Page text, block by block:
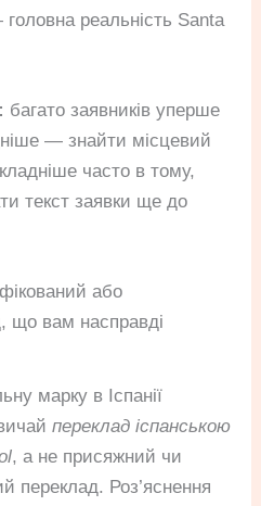
реальність Santa
багато заявників уперше
— знайти місцевий
часто в тому,
текст заявки ще до
або
що вам насправді
марку в Іспанії
переклад іспанською
, а не присяжний чи
переклад. Роз’яснення